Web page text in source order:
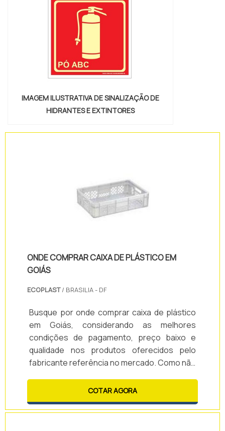
IMAGEM ILUSTRATIVA DE SINALIZAÇÃO DE
HIDRANTES E EXTINTORES
ONDE COMPRAR CAIXA DE PLÁSTICO EM
GOIÁS
ECOPLAST/ BRASILIA - DF
Busque por onde comprar caixa de plástico
em Goiás, considerando as melhores
condições de pagamento, preço baixo e
qualidade nos produtos oferecidos pelo
fabricante referência no mercado. Como não
um tipo de caixa mais apropriado, e o material
empregado na sua fabricação, geralmente
polipropileno ou polietileno, variando-se as
COTAR AGORA